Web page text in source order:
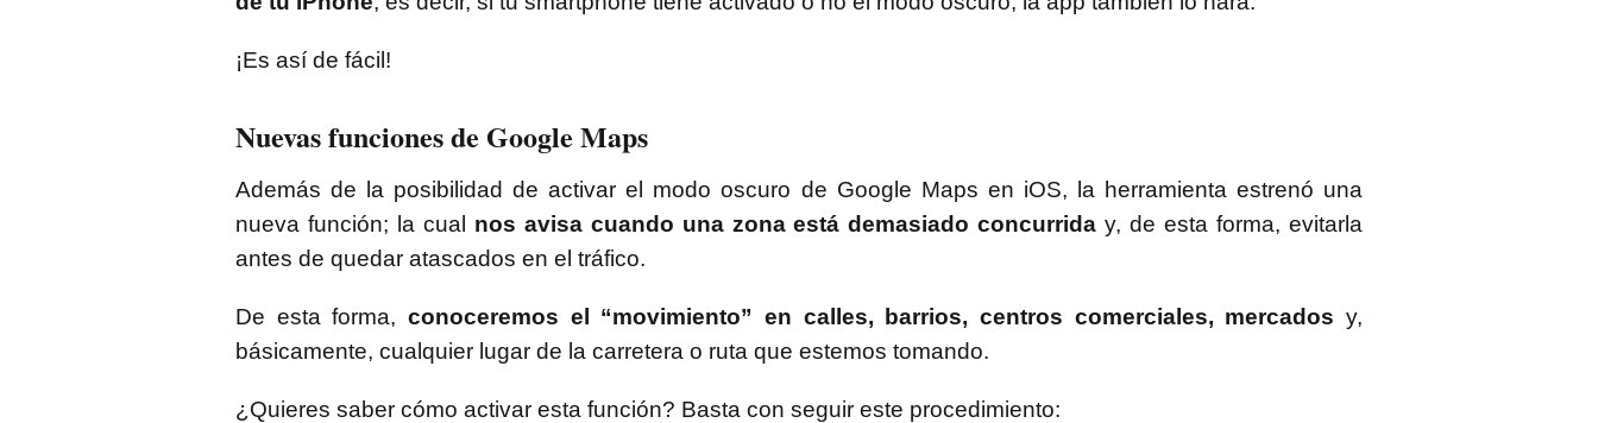
¡Es así de fácil!
Nuevas funciones de Google Maps
Además de la posibilidad de activar el modo oscuro de Google Maps en iOS, la herramienta estrenó una
nueva función; la cual nos avisa cuando una zona está demasiado concurrida y, de esta forma, evitarla
antes de quedar atascados en el tráfico.
De esta forma, conoceremos el “movimiento” en calles, barrios, centros comerciales, mercados y,
básicamente, cualquier lugar de la carretera o ruta que estemos tomando.
¿Quieres saber cómo activar esta función? Basta con seguir este procedimiento: